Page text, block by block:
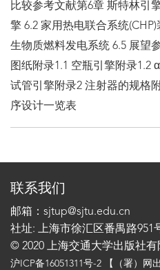
比较参考文献第6章 斯特林引
擎 6.2 家用热电联合系统
生物质燃料发电系统 6.5 展望
图纸附录1.1 空瓶引擎附录1.2
试管引擎附录2 注射器的规格
序设计一览表
联系我们
邮箱：sjtup@sjtu.edu.cn
社址: 上海市徐汇区番禺路951
© 2020 上海交通大学出版社有
沪ICP备16051311号-2 【（署）网